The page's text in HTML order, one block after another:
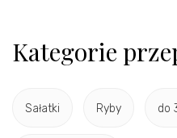
Kategorie
Sałatki Ryby do